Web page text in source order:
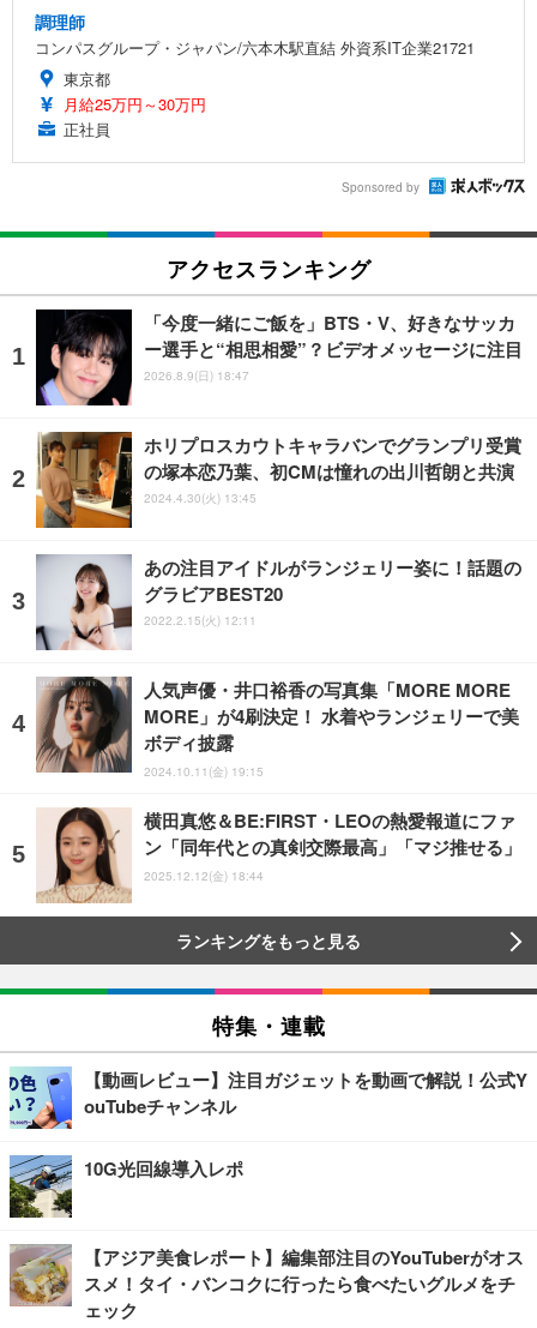
調理師
コンパスグループ・ジャパン/六本木駅直結 外資系IT企業21721
東京都
月給25万円～30万円
正社員
Sponsored by
アクセスランキング
「今度一緒にご飯を」BTS・V、好きなサッカ
ー選手と“相思相愛”？ビデオメッセージに注目
2026.8.9(日) 18:47
ホリプロスカウトキャラバンでグランプリ受賞
の塚本恋乃葉、初CMは憧れの出川哲朗と共演
2024.4.30(火) 13:45
あの注目アイドルがランジェリー姿に！話題の
グラビアBEST20
2022.2.15(火) 12:11
人気声優・井口裕香の写真集「MORE MORE
MORE」が4刷決定！ 水着やランジェリーで美
ボディ披露
2024.10.11(金) 19:15
横田真悠＆BE:FIRST・LEOの熱愛報道にファ
ン「同年代との真剣交際最高」「マジ推せる」
2025.12.12(金) 18:44
ランキングをもっと見る
特集・連載
【動画レビュー】注目ガジェットを動画で解説！公式Y
ouTubeチャンネル
10G光回線導入レポ
【アジア美食レポート】編集部注目のYouTuberがオス
スメ！タイ・バンコクに行ったら食べたいグルメをチ
ェック